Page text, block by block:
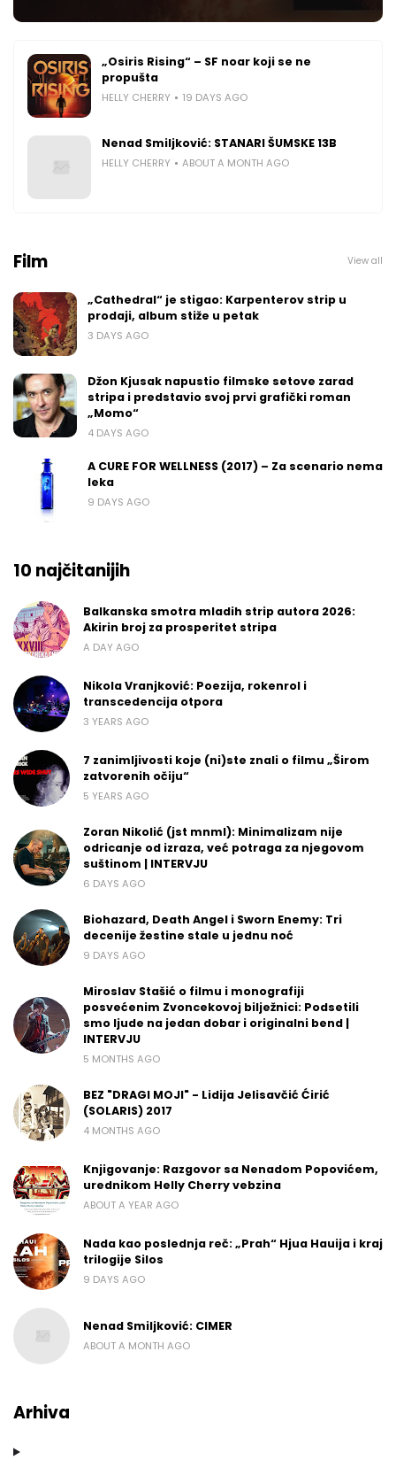
„Osiris Rising“ – SF noar koji se ne
propušta
HELLY CHERRY 19 DAYS AGO
Nenad Smiljković: STANARI ŠUMSKE 13B
HELLY CHERRY ABOUT A MONTH AGO
Film View all
„Cathedral“ je stigao: Karpenterov strip u
prodaji, album stiže u petak
3 DAYS AGO
Džon Kjusak napustio filmske setove zarad
stripa i predstavio svoj prvi grafički roman
„Momo“
4 DAYS AGO
A CURE FOR WELLNESS (2017) – Za scenario nema
leka
9 DAYS AGO
10 najčitanijih
Balkanska smotra mladih strip autora 2026:
Akirin broj za prosperitet stripa
A DAY AGO
Nikola Vranjković: Poezija, rokenrol i
transcedencija otpora
3 YEARS AGO
7 zanimljivosti koje (ni)ste znali o filmu „Širom
zatvorenih očiju“
5 YEARS AGO
Zoran Nikolić (jst mnml): Minimalizam nije
odricanje od izraza, već potraga za njegovom
suštinom | INTERVJU
6 DAYS AGO
Biohazard, Death Angel i Sworn Enemy: Tri
decenije žestine stale u jednu noć
9 DAYS AGO
Miroslav Stašić o filmu i monografiji
posvećenim Zvoncekovoj bilježnici: Podsetili
smo ljude na jedan dobar i originalni bend |
INTERVJU
5 MONTHS AGO
BEZ "DRAGI MOJI" - Lidija Jelisavčić Ćirić
(SOLARIS) 2017
4 MONTHS AGO
Knjigovanje: Razgovor sa Nenadom Popovićem,
urednikom Helly Cherry vebzina
ABOUT A YEAR AGO
Nada kao poslednja reč: „Prah“ Hjua Hauija i kraj
trilogije Silos
9 DAYS AGO
Nenad Smiljković: CIMER
ABOUT A MONTH AGO
Arhiva